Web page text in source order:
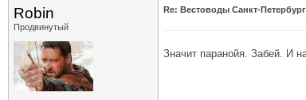
Robin
Продвинутый
Re: Вестоводы Санкт-
Значит паранойя. Забей. И